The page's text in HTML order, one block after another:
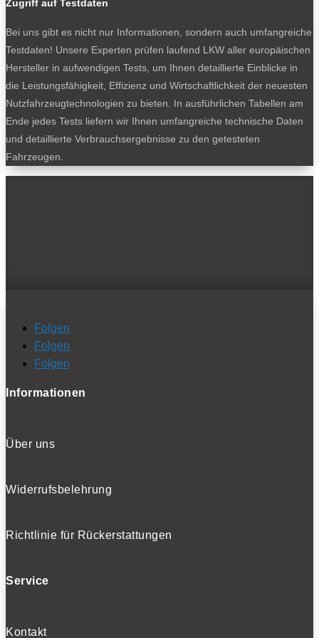
Zugriff auf Testdaten
Bei uns gibt es nicht nur Informationen, sondern auch umfangreiche
Testdaten! Unsere Experten prüfen laufend LKW aller europäischen
Hersteller in aufwendigen Tests, um Ihnen detaillierte Einblicke in
die Leistungsfähigkeit, Effizienz und Wirtschaftlichkeit der neuesten
Nutzfahrzeugtechnologien zu bieten. In ausführlichen Tabellen am
Ende jedes Tests liefern wir Ihnen umfangreiche technische Daten
und detaillierte Verbrauchsergebnisse zu den getesteten
Fahrzeugen.
Folgen
Folgen
Folgen
Informationen
Über uns
Widerrufsbelehrung
Richtlinie für Rückerstattungen
Service
Kontakt